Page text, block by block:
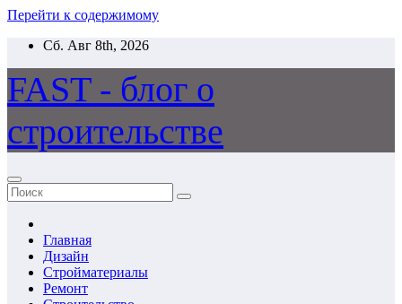
Перейти к содержимому
Сб. Авг 8th, 2026
FAST - блог о
строительстве
Главная
Дизайн
Стройматериалы
Ремонт